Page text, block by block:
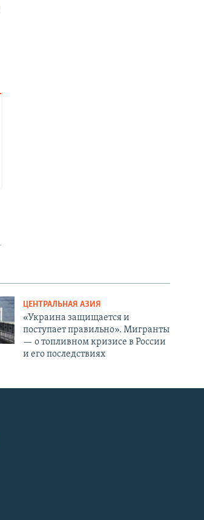
ЦЕНТРАЛЬНАЯ АЗИЯ
«Украина защищается и
поступает правильно». Мигранты
— о топливном кризисе в России
и его последствиях